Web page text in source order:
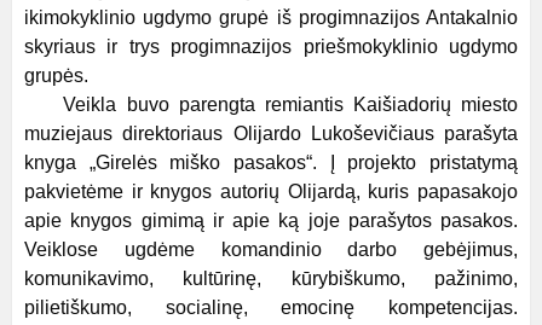
ikimokyklinio ugdymo grupė iš progimnazijos Antakalnio
skyriaus ir trys progimnazijos priešmokyklinio ugdymo
grupės.
Veikla buvo parengta remiantis Kaišiadorių miesto
muziejaus direktoriaus Olijardo Lukoševičiaus parašyta
knyga „Girelės miško pasakos“. Į projekto pristatymą
pakvietėme ir knygos autorių Olijardą, kuris papasakojo
apie knygos gimimą ir apie ką joje parašytos pasakos.
Veiklose ugdėme komandinio darbo gebėjimus,
komunikavimo, kultūrinę, kūrybiškumo, pažinimo,
pilietiškumo, socialinę, emocinę kompetencijas.